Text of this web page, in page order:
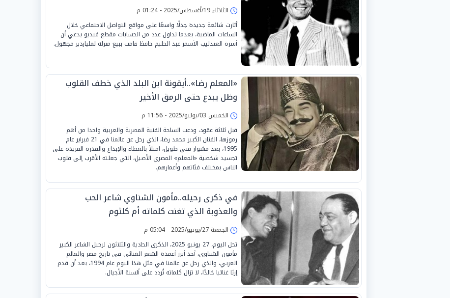
الثلاثاء 19/أغسطس/2025 - 01:24 م
أثارت شائعة جديدة جدلًا واسعًا على مواقع التواصل الاجتماعي خلال
الساعات الماضية، بعدما تداول عدد من الحسابات مقطع فيديو يدعي أن
أسرة العندليب الأسمر عبد الحليم حافظ قامت ببيع منزله لملياردير مجهول.
«المعلم رضا»..أيقونة ابن البلد الذي خطف القلوب
وظل يبدع حتى الرمق الأخير
الخميس 03/يوليو/2025 - 11:56 م
قبل ثلاثة عقود، ودعت الساحة الفنية المصرية والعربية واحدا من أهم
رموزها، الفنان الكبير محمد رضا، الذي رحل عن عالمنا في 21 فبراير عام
1995، بعد مشوار فني طويل، امتلأ بالعطاء والإبداع والقدرة الفريدة على
تجسيد شخصية «المعلم» المصري الأصيل، التي جعلته الأقرب إلى قلوب
الناس بمختلف فئاتهم وأعمارهم.
في ذكرى رحيله..مأمون الشناوي شاعر الحب
والعذوبة الذي تغنت كلماته أم كلثوم
الجمعة 27/يونيو/2025 - 05:04 م
تحل اليوم، 27 يونيو 2025، الذكرى الحادية والثلاثون لرحيل الشاعر الكبير
مأمون الشناوي، أحد أبرز أعمدة الشعر الغنائي في تاريخ مصر والعالم
العربي، والذي رحل عن عالمنا في مثل هذا اليوم عام 1994، بعد أن قدم
إرثا غنائيا خالدًا، لا تزال كلماته تُردد على ألسنة الأجيال.